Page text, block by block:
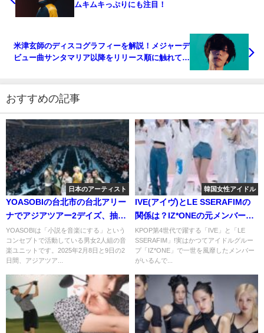
ムキムキっぷりにも注目！
米津玄師のディスコグラフィーを解説！メジャーデ
ビュー曲サンタマリア以降をリリース順に触れてみ
おすすめの記事
日本のアーティスト
YOASOBIの台北市の台北アリー
ナでアジアツアー2デイズ、抽選
参加60万人！！
YOASOBIは「小説を音楽にする」という
コンセプトで活動している男女2人組の音
楽ユニットです。2025年2月8日と9日の2
日間、アジアツア...
韓国女性アイドル
IVE(アイヴ)とLE SSERAFIMの
関係は？IZ*ONEの元メンバーが
いるって本当？
KPOP第4世代で躍する「IVE」と「LE
SSERAFIM」!実はかつてアイドルグルー
プ「IZ*ONE」で一世を風靡したメンバー
がいるんで...